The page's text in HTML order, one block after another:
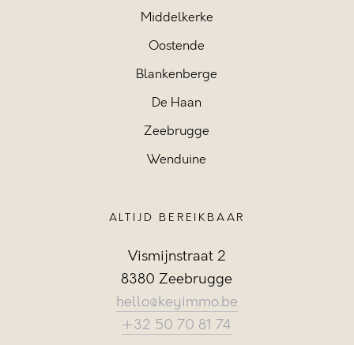
Middelkerke
Oostende
Blankenberge
De Haan
Zeebrugge
Wenduine
ALTIJD BEREIKBAAR
Vismijnstraat 2
8380 Zeebrugge
hello@keyimmo.be
+32 50 70 81 74